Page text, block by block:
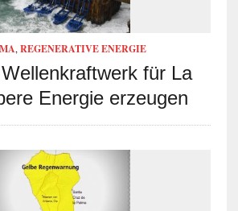
, REGENERATIVE ENERGIE
für La
Energie erzeugen